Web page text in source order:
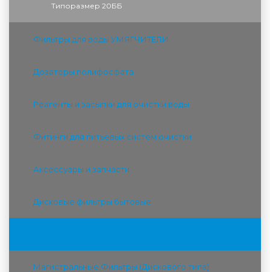
Типоразмер 20ББ
Фильтры для воды УМЯГЧИТЕЛИ
Дозаторы полифосфата
Реагенты и засыпки для очистки воды
Фитинги для питьевых систем очистки
Аксессуары и запчасти
Дисковые фильтры бытовые
Магистральные Фильтры (Дискового типа)